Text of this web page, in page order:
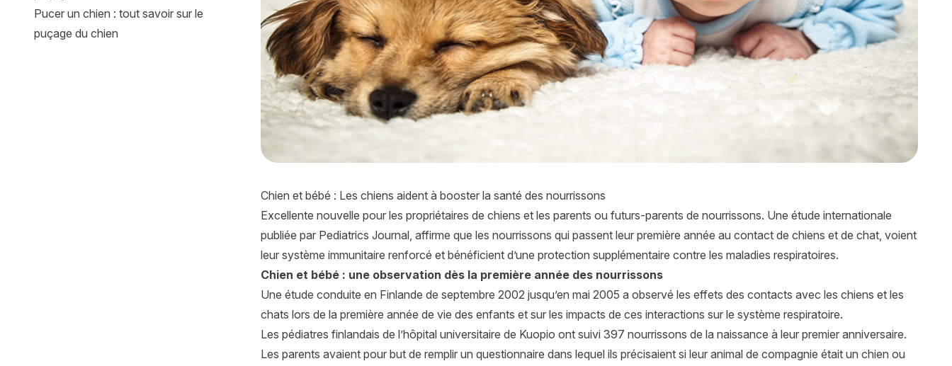
Chien et bébé : Les chiens aident à booster la santé des nourrissons
Excellente nouvelle pour les propriétaires de chiens et les parents ou futurs-parents de nourrissons. Une étude internationale
publiée par Pediatrics Journal, affirme que les nourrissons qui passent leur première année au contact de chiens et de chat, voient
leur système immunitaire renforcé et bénéficient d’une protection supplémentaire contre les maladies respiratoires.
Chien et bébé : une observation dès la première année des nourrissons
Une étude conduite en Finlande de septembre 2002 jusqu’en mai 2005 a observé les effets des contacts avec les chiens et les
chats lors de la première année de vie des enfants et sur les impacts de ces interactions sur le système respiratoire.
Les pédiatres finlandais de l’hôpital universitaire de Kuopio ont suivi 397 nourrissons de la naissance à leur premier anniversaire.
Les parents avaient pour but de remplir un questionnaire dans lequel ils précisaient si leur animal de compagnie était un chien ou
Pucer un chien : tout savoir sur le
puçage du chien